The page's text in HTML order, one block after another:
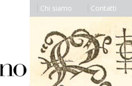
Chi siamo Contatti